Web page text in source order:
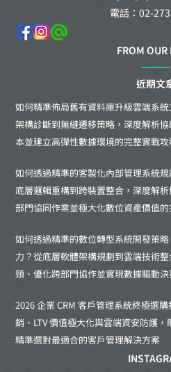
電話：02-
FROM OUR
近期文
如何精準佈局舊有資料庫升級雲端系
架構診斷到無縫遷移策略，深度解析
本並建立高彈性數據環境的完整實戰攻
如何透過精準的客製化內部管理系統
底層邏輯重構到跨裝置整合，深度解
部門協同作業並極大化數位資產價值的
如何透過精準的數位轉型系統開發策
力？從底層軟體架構規劃到雲端技術
頸、優化跨部門協作並實現數據驅動決
2026 企業 CRM 客戶管理系統終極選
銷、LTV 價值極大化與雲端資安防護
精準選對最適合的客戶管理解決方案